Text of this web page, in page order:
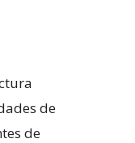
de
de